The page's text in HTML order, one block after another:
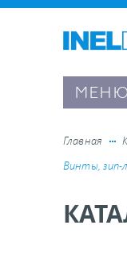
МЕНЮ
Главная
Винты, зип-